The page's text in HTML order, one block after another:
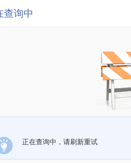
查询中
正在查询中，请刷新重试